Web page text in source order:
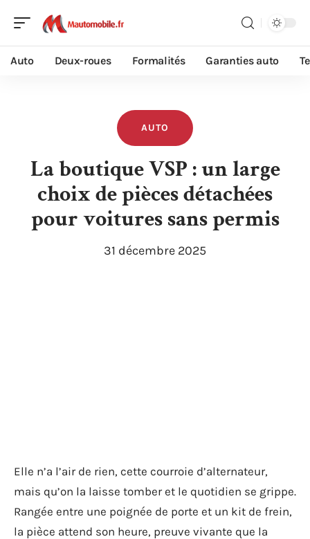
Auto Deux-roues Formalités Garanties auto
AUTO
La boutique VSP : un large
choix de pièces détachées
pour voitures sans permis
31 décembre 2025
Elle n’a l’air de rien, cette courroie d’alternateur,
mais qu’on la laisse tomber et le quotidien se grippe.
Rangée entre une poignée de porte et un kit de frein,
la pièce attend son heure, preuve vivante que la